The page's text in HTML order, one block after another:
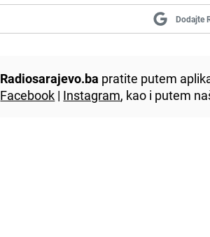
Dodajte
Radiosarajevo.ba pratite putem
Facebook | Instagram, kao i putem